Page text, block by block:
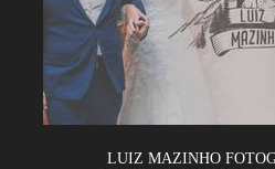
LUIZ MAZINHO